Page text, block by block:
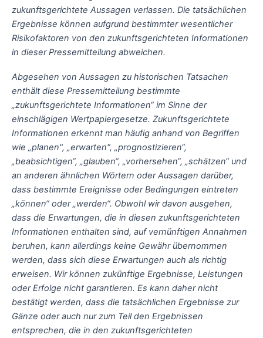
zukunftsgerichtete Aussagen verlassen. Die tatsächlichen
Ergebnisse können aufgrund bestimmter wesentlicher
Risikofaktoren von den zukunftsgerichteten Informationen
in dieser Pressemitteilung abweichen.
Abgesehen von Aussagen zu historischen Tatsachen
enthält diese Pressemitteilung bestimmte
„zukunftsgerichtete Informationen“ im Sinne der
einschlägigen Wertpapiergesetze. Zukunftsgerichtete
Informationen erkennt man häufig anhand von Begriffen
wie „planen", „erwarten", „prognostizieren“,
„beabsichtigen“, „glauben“, „vorhersehen“, „schätzen“ und
an anderen ähnlichen Wörtern oder Aussagen darüber,
dass bestimmte Ereignisse oder Bedingungen eintreten
„können“ oder „werden“. Obwohl wir davon ausgehen,
dass die Erwartungen, die in diesen zukunftsgerichteten
Informationen enthalten sind, auf vernünftigen Annahmen
beruhen, kann allerdings keine Gewähr übernommen
werden, dass sich diese Erwartungen auch als richtig
erweisen. Wir können zukünftige Ergebnisse, Leistungen
oder Erfolge nicht garantieren. Es kann daher nicht
bestätigt werden, dass die tatsächlichen Ergebnisse zur
Gänze oder auch nur zum Teil den Ergebnissen
entsprechen, die in den zukunftsgerichteten